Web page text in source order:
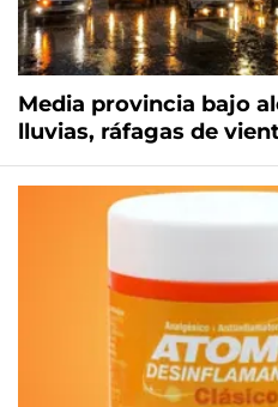
Media provincia bajo
lluvias, ráfagas de